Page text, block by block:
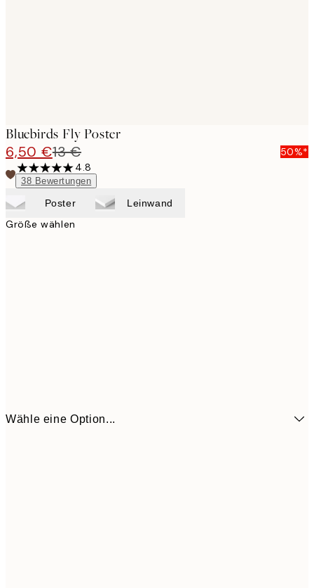
Bluebirds Fly Poster
6,50 €13 €
50%*
4.8
38 Bewertungen
Poster Leinwand
Größe wählen
Wähle eine Option...